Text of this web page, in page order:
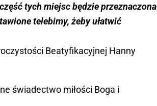
tych miejsc będzie przeznaczona
telebimy, żeby ułatwić
Beatyfikacyjnej Hanny
świadectwo miłości Boga i